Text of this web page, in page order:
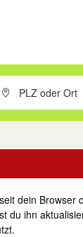
mit den
PLZ oder Ort
dein
du ihn